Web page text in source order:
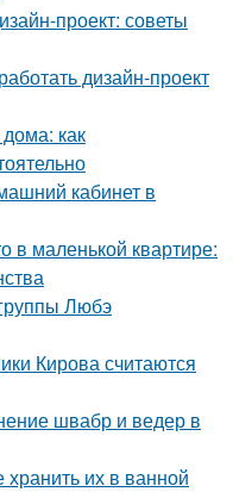
проект: советы
дизайн-проект
как
кабинет в
в маленькой квартире:
Любэ
Кирова считаются
швабр и ведер в
хранить их в ванной